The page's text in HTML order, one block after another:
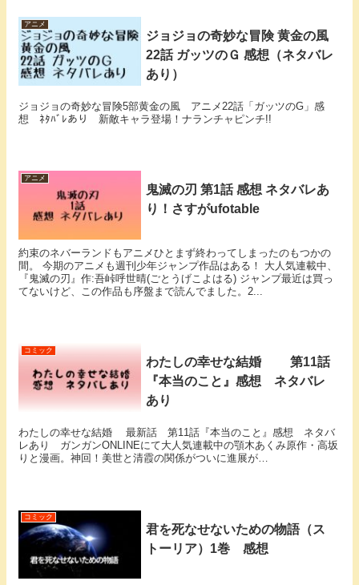
アニメ
ジョジョの奇妙な冒険 黄金の風
22話 ガッツのＧ 感想（ネタバレ
あり）
ジョジョの奇妙な冒険5部黄金の風 アニメ22話「ガッツのG」感
想 ﾈﾀﾊﾞﾚあり 新敵キャラ登場！ナランチャピンチ!!
アニメ
鬼滅の刃 第1話 感想 ネタバレあ
り！さすがufotable
約束のネバーランドもアニメひとまず終わってしまったのもつかの
間。 今期のアニメも週刊少年ジャンプ作品はある！ 大人気連載中、
『鬼滅の刃』作:吾峠呼世晴(ごとうげこよはる) ジャンプ最近は買っ
てないけど、この作品も序盤まで読んでました。2...
コミック
わたしの幸せな結婚 第11話
『本当のこと』感想 ネタバレ
あり
わたしの幸せな結婚 最新話 第11話『本当のこと』感想 ネタバ
レあり ガンガンONLINEにて大人気連載中の顎木あくみ原作・高坂
りと漫画。神回！美世と清霞の関係がついに進展が…
コミック
君を死なせないための物語（ス
トーリア）1巻 感想